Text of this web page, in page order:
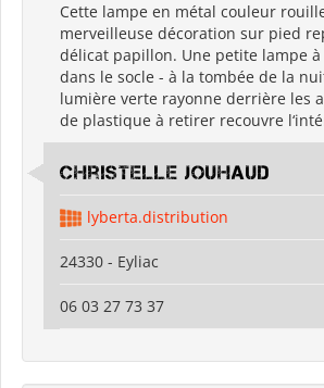
Cette lampe en métal couleur
merveilleuse décoration sur pied
délicat papillon. Une petite lampe à
dans le socle - à la tombée de la
lumière verte rayonne derrière les
de plastique à retirer recouvre
Christelle Jouhaud
lyberta.distribution
24330 - Eyliac
06 03 27 73 37